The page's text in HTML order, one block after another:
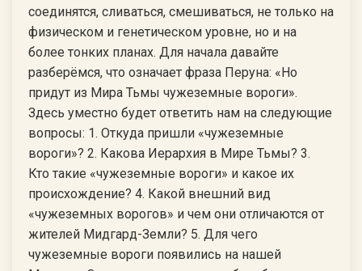
соединятся, сливаться, смешиваться, не только на
физическом и генетическом уровне, но и на
более тонких планах. Для начала давайте
разберёмся, что означает фраза Перуна: «Но
придут из Мира Тьмы чужеземные вороги».
Здесь уместно будет ответить нам на следующие
вопросы: 1. Откуда пришли «чужеземные
вороги»? 2. Какова Иерархия в Мире Тьмы? 3.
Кто такие «чужеземные вороги» и какое их
происхождение? 4. Какой внешний вид
«чужеземных ворогов» и чем они отличаются от
жителей Мидгард-Земли? 5. Для чего
чужеземные вороги появились на нашей